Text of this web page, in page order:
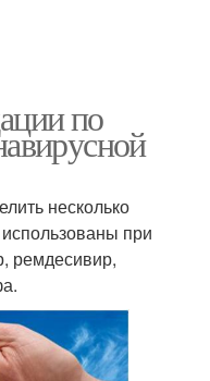
по
несколько
при
ремдесивир,